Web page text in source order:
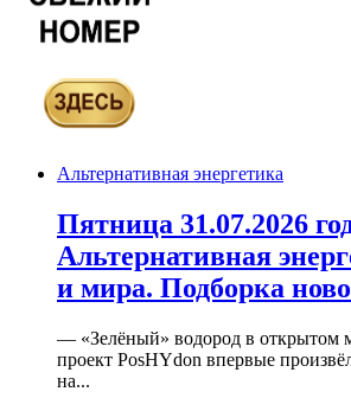
Альтернативная энергетика
Пятница 31.07.2026
Альтернативная
и мира. Подборка
— «Зелёный» водород в открытом
проект PosHYdon впервые
на...